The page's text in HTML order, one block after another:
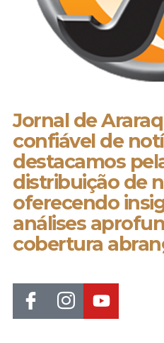
Jornal de
confiável de
destacamos
distribuição de
oferecendo
análises
cobertura